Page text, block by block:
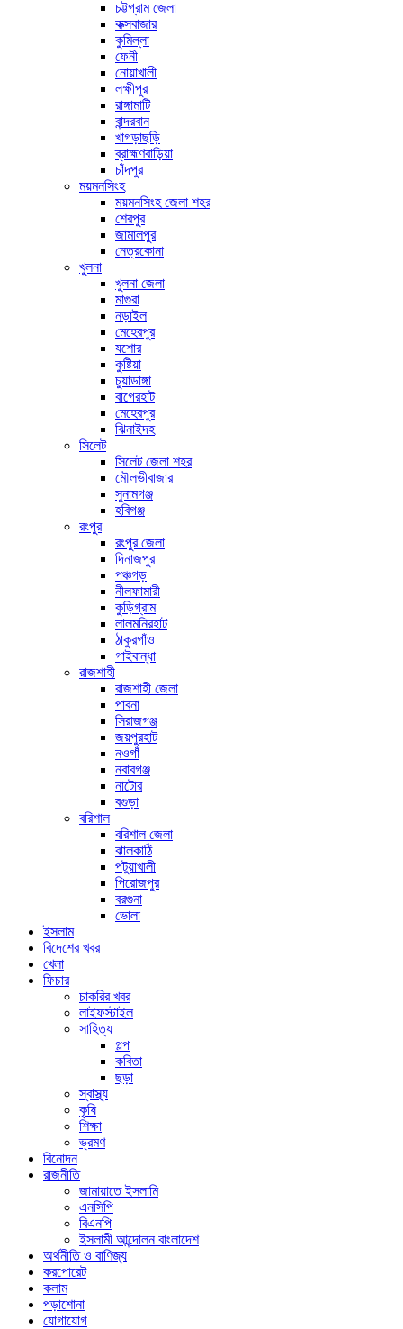
চট্টগ্রাম জেলা
কক্সবাজার
কুমিল্লা
ফেনী
নোয়াখালী
লক্ষীপুর
রাঙ্গামাটি
বান্দরবান
খাগড়াছড়ি
ব্রাহ্মণবাড়িয়া
চাঁদপুর
ময়মনসিংহ
ময়মনসিংহ জেলা শহর
শেরপুর
জামালপুর
নেত্রকোনা
খুলনা
খুলনা জেলা
মাগুরা
নড়াইল
মেহেরপুর
যশোর
কুষ্টিয়া
চুয়াডাঙ্গা
বাগেরহাট
মেহেরপুর
ঝিনাইদহ
সিলেট
সিলেট জেলা শহর
মৌলভীবাজার
সুনামগঞ্জ
হবিগঞ্জ
রংপুর
রংপুর জেলা
দিনাজপুর
পঞ্চগড়
নীলফামারী
কুড়িগ্রাম
লালমনিরহাট
ঠাকুরগাঁও
গাইবান্ধা
রাজশাহী
রাজশাহী জেলা
পাবনা
সিরাজগঞ্জ
জয়পুরহাট
নওগাঁ
নবাবগঞ্জ
নাটোর
বগুড়া
বরিশাল
বরিশাল জেলা
ঝালকাঠি
পটুয়াখালী
পিরোজপুর
বরগুনা
ভোলা
ইসলাম
বিদেশের খবর
খেলা
ফিচার
চাকরির খবর
লাইফস্টাইল
সাহিত্য
গল্প
কবিতা
ছড়া
স্বাস্থ্য
কৃষি
শিক্ষা
ভ্রমণ
বিনোদন
রাজনীতি
জামায়াতে ইসলামি
এনসিপি
বিএনপি
ইসলামী আন্দোলন বাংলাদেশ
অর্থনীতি ও বাণিজ্য
করপোরেট
কলাম
পড়াশোনা
যোগাযোগ